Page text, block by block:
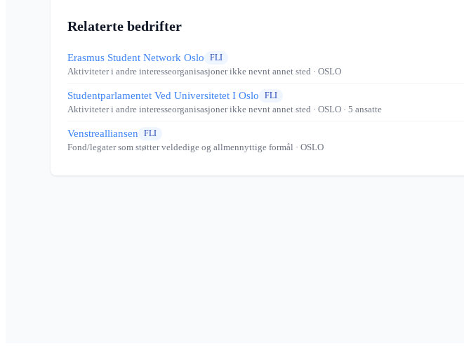
Relaterte bedrifter
Erasmus Student Network Oslo FLI
Aktiviteter i andre interesseorganisasjoner ikke nevnt annet sted · OSLO
Studentparlamentet Ved Universitetet I Oslo FLI
Aktiviteter i andre interesseorganisasjoner ikke nevnt annet sted · OSLO · 5 ansatte
Venstrealliansen FLI
Fond/legater som støtter veldedige og allmennyttige formål · OSLO